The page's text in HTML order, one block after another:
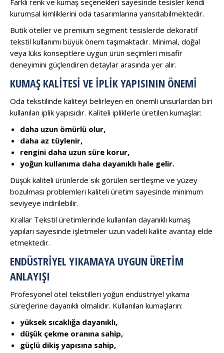
kurumsal kimliklerini oda tasarımlarına yansıtabilmektedir.
Butik oteller ve premium segment tesislerde dekoratif
tekstil kullanımı büyük önem taşımaktadır. Minimal, doğal
veya lüks konseptlere uygun ürün seçimleri misafir
deneyimini güçlendiren detaylar arasında yer alır.
KUMAŞ KALITESI VE İPLIK YAPISININ ÖNEMI
Oda tekstilinde kaliteyi belirleyen en önemli unsurlardan biri
kullanılan iplik yapısıdır. Kaliteli ipliklerle üretilen kumaşlar:
daha uzun ömürlü olur,
daha az tüylenir,
rengini daha uzun süre korur,
yoğun kullanıma daha dayanıklı hale gelir.
Düşük kaliteli ürünlerde sık görülen sertleşme ve yüzey
bozulması problemleri kaliteli üretim sayesinde minimum
seviyeye indirilebilir.
Krallar Tekstil üretimlerinde kullanılan dayanıklı kumaş
yapıları sayesinde işletmeler uzun vadeli kalite avantajı elde
etmektedir.
ENDÜSTRIYEL YIKAMAYA UYGUN ÜRETIM
ANLAYIŞI
Profesyonel otel tekstilleri yoğun endüstriyel yıkama
süreçlerine dayanıklı olmalıdır. Kullanılan kumaşların:
yüksek sıcaklığa dayanıklı,
düşük çekme oranına sahip,
güçlü dikiş yapısına sahip,